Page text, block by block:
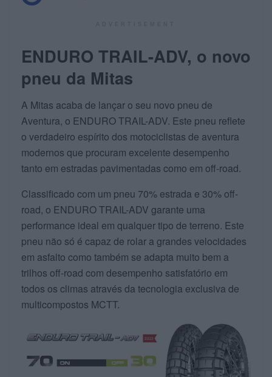
ENDURO TRAIL-ADV, o novo
pneu da Mitas
A Mitas acaba de lançar o seu novo pneu de
Aventura, o ENDURO TRAIL-ADV. Este pneu reflete
o verdadeiro espírito dos motociclistas de aventura
modernos que procuram excelente desempenho
tanto em estradas pavimentadas como em off-road.
Classificado com um pneu 70% estrada e 30% off-
road, o ENDURO TRAIL-ADV garante uma
performance ideal em qualquer tipo de terreno. Este
pneu não só é capaz de rolar a grandes velocidades
em asfalto como também se adapta muito bem a
trilhos off-road com desempenho satisfatório em
todos os climas através da tecnologia exclusiva de
multicompostos MCTT.